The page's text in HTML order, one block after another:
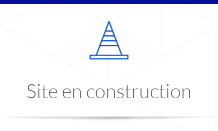
Site en construction